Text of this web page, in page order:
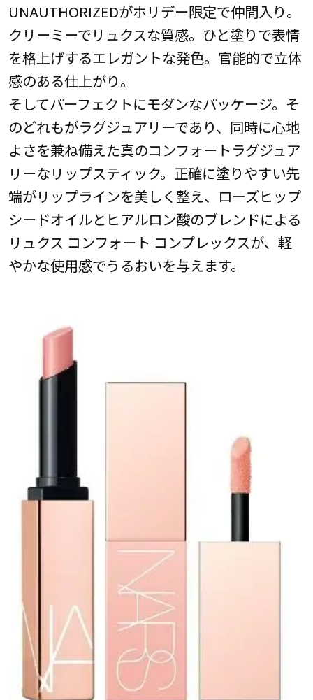
UNAUTHORIZEDがホリデー限定で仲間入り。
クリーミーでリュクスな質感。ひと塗りで表情
を格上げするエレガントな発色。官能的で立体
感のある仕上がり。
そしてパーフェクトにモダンなパッケージ。そ
のどれもがラグジュアリーであり、同時に心地
よさを兼ね備えた真のコンフォートラグジュア
リーなリップスティック。正確に塗りやすい先
端がリップラインを美しく整え、ローズヒップ
シードオイルとヒアルロン酸のブレンドによる
リュクス コンフォート コンプレックスが、軽
やかな使用感でうるおいを与えます。